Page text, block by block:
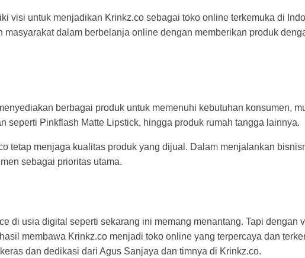
visi untuk menjadikan Krinkz.co sebagai toko online terkemuka di
masyarakat dalam berbelanja online dengan memberikan produk
berbagai produk untuk memenuhi kebutuhan konsumen,
seperti Pinkflash Matte Lipstick, hingga produk rumah tangga lainnya.
tetap menjaga kualitas produk yang dijual. Dalam menjalankan
sebagai prioritas utama.
di usia digital seperti sekarang ini memang menantang. Tapi dengan
membawa Krinkz.co menjadi toko online yang terpercaya dan
dan dedikasi dari Agus Sanjaya dan timnya di Krinkz.co.